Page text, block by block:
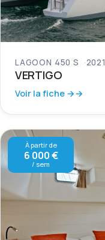
LAGOON 450 S 2021
VERTIGO
Voir la fiche →
À partir de
6 000 €
/ sem